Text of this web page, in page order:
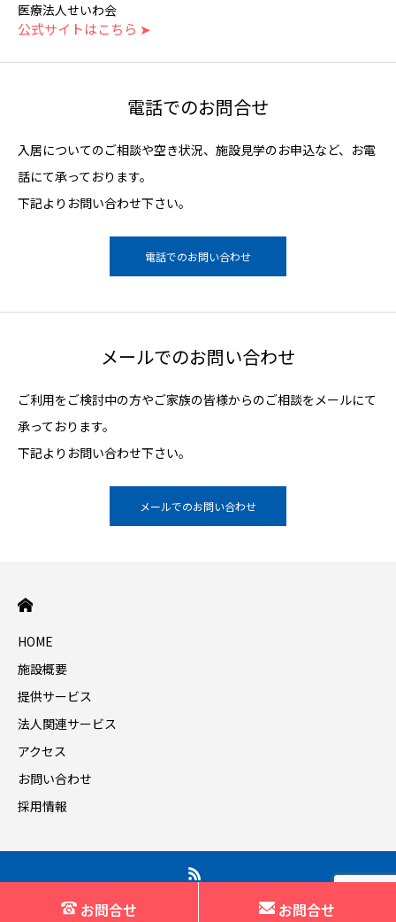
お問合せ お問合せ
医療法人せいわ会
公式サイトはこちら ➤
電話でのお問合せ
入居についてのご相談や空き状況、施設見学のお申込など、お電
話にて承っております。
下記よりお問い合わせ下さい。
電話でのお問い合わせ
メールでのお問い合わせ
ご利用をご検討中の方やご家族の皆様からのご相談をメールにて
承っております。
下記よりお問い合わせ下さい。
メールでのお問い合わせ
HOME
施設概要
提供サービス
法人関連サービス
アクセス
お問い合わせ
採用情報